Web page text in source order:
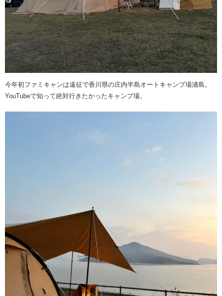
今年初ファミキャンは遠征で香川県の庄内半島オートキャンプ場浦島。
YouTubeで知って絶対行きたかったキャンプ場。